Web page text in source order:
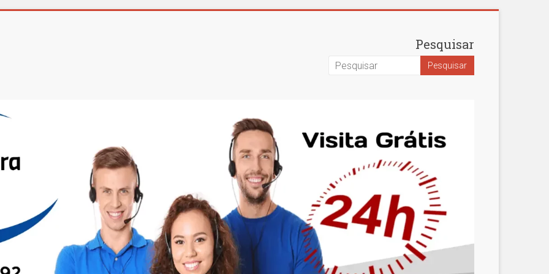
Pesquisar